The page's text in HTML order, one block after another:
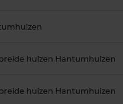
huizen Hantumhuizen
huizen Hantumhuizen